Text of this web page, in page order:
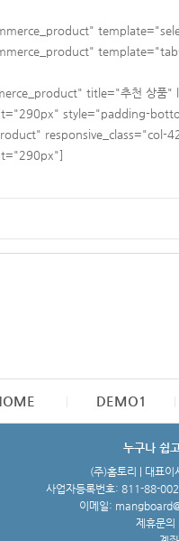
title="추천 상
style="padding-
DEMO1
누구나 쉽
(주)홈토리 | 대표
사업자등록번호: 811-88-
이메일:
제휴문의